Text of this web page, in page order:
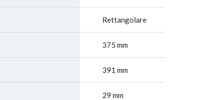
Rettangolare
375 mm
391 mm
29 mm